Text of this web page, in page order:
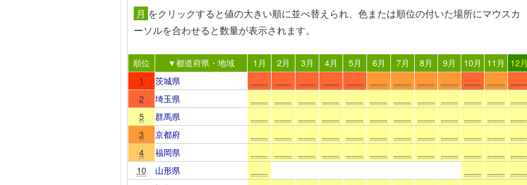
月 をクリックすると値の大きい順に並べ替えられ、色または順位の付いた場所にマウスカ
ーソルを合わせると数量が表示されます。
順位 ▼都道府県・地域 1月 2月 3月 4月 5月 6月 7月 8月 9月 10月 11月
12月
1
茨城県
2
埼玉県
5
群馬県
3
京都府
4
福岡県
10
山形県